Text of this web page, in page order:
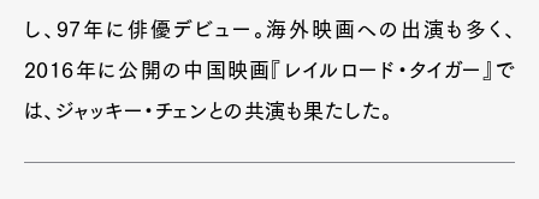
し、97年に俳優デビュー。海外映画への出演も多く、
2016年に公開の中国映画『レイルロード・タイガー』で
は、ジャッキー・チェンとの共演も果たした。